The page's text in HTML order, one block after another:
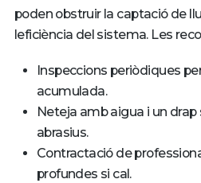
poden obstruir la captació de
leficiència del sistema. Les
Inspeccions periòdiques
acumulada.
Neteja amb aigua i un
abrasius.
Contractació de
profundes si cal.